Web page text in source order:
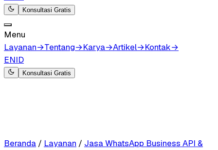
Konsultasi Gratis
Menu
Layanan→Tentang→Karya→Artikel→Kontak→
ENID
Konsultasi Gratis
Beranda / Layanan / Jasa WhatsApp Business API &